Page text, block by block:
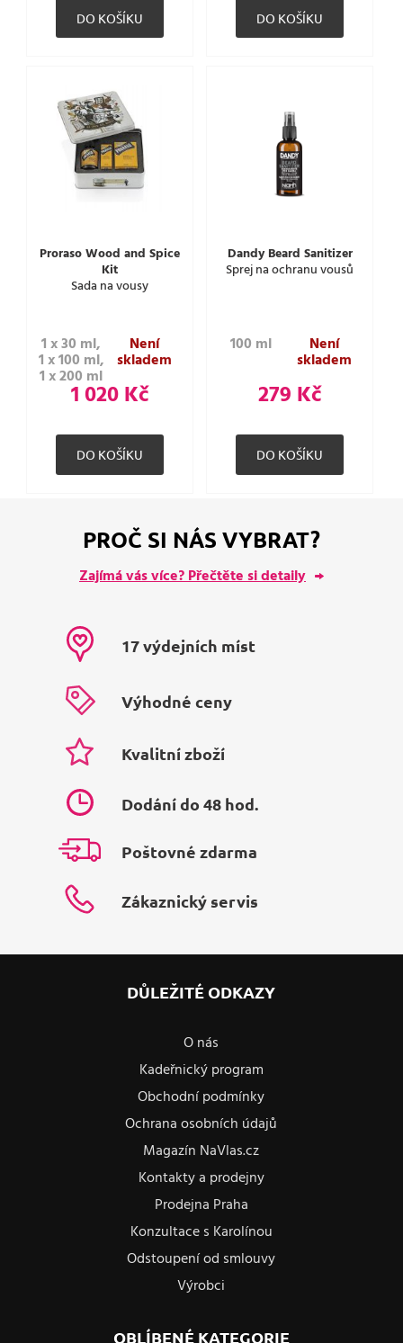
Proraso Wood and Spice
Kit
Sada na vousy
1 x 30 ml,
1 x 100 ml,
1 x 200 ml
Není
skladem
1 020 Kč
Dandy Beard Sanitizer
Sprej na ochranu vousů
100 ml Není
skladem
279 Kč
PROČ SI NÁS VYBRAT?
Zajímá vás více? Přečtěte si detaily
17 výdejních míst
Výhodné ceny
Kvalitní zboží
Dodání do 48 hod.
Poštovné zdarma
Zákaznický servis
DŮLEŽITÉ ODKAZY
O nás
Kadeřnický program
Obchodní podmínky
Ochrana osobních údajů
Magazín NaVlas.cz
Kontakty a prodejny
Prodejna Praha
Konzultace s Karolínou
Odstoupení od smlouvy
Výrobci
OBLÍBENÉ KATEGORIE